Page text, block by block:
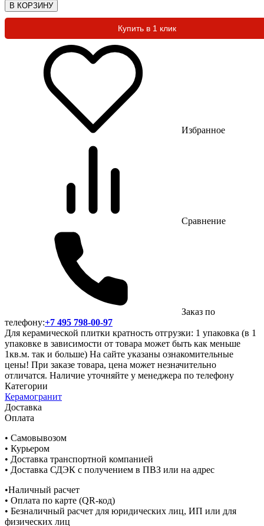
В КОРЗИНУ
Купить в 1 клик
Избранное
Сравнение
Заказ по
телефону:+7 495 798-00-97
Для керамической плитки кратность отгрузки: 1 упаковка (в 1
упаковке в зависимости от товара может быть как меньше
1кв.м. так и больше) На сайте указаны ознакомительные
цены! При заказе товара, цена может незначительно
отличатся. Наличие уточняйте у менеджера по телефону
Категории
Керамогранит
Доставка
Оплата
• Самовывозом
• Курьером
• Доставка транспортной компанией
• Доставка СДЭК с получением в ПВЗ или на адрес
•Наличный расчет
• Оплата по карте (QR-код)
• Безналичный расчет для юридических лиц, ИП или для
физических лиц